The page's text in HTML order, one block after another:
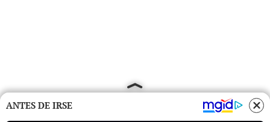
ANTES DE IRSE